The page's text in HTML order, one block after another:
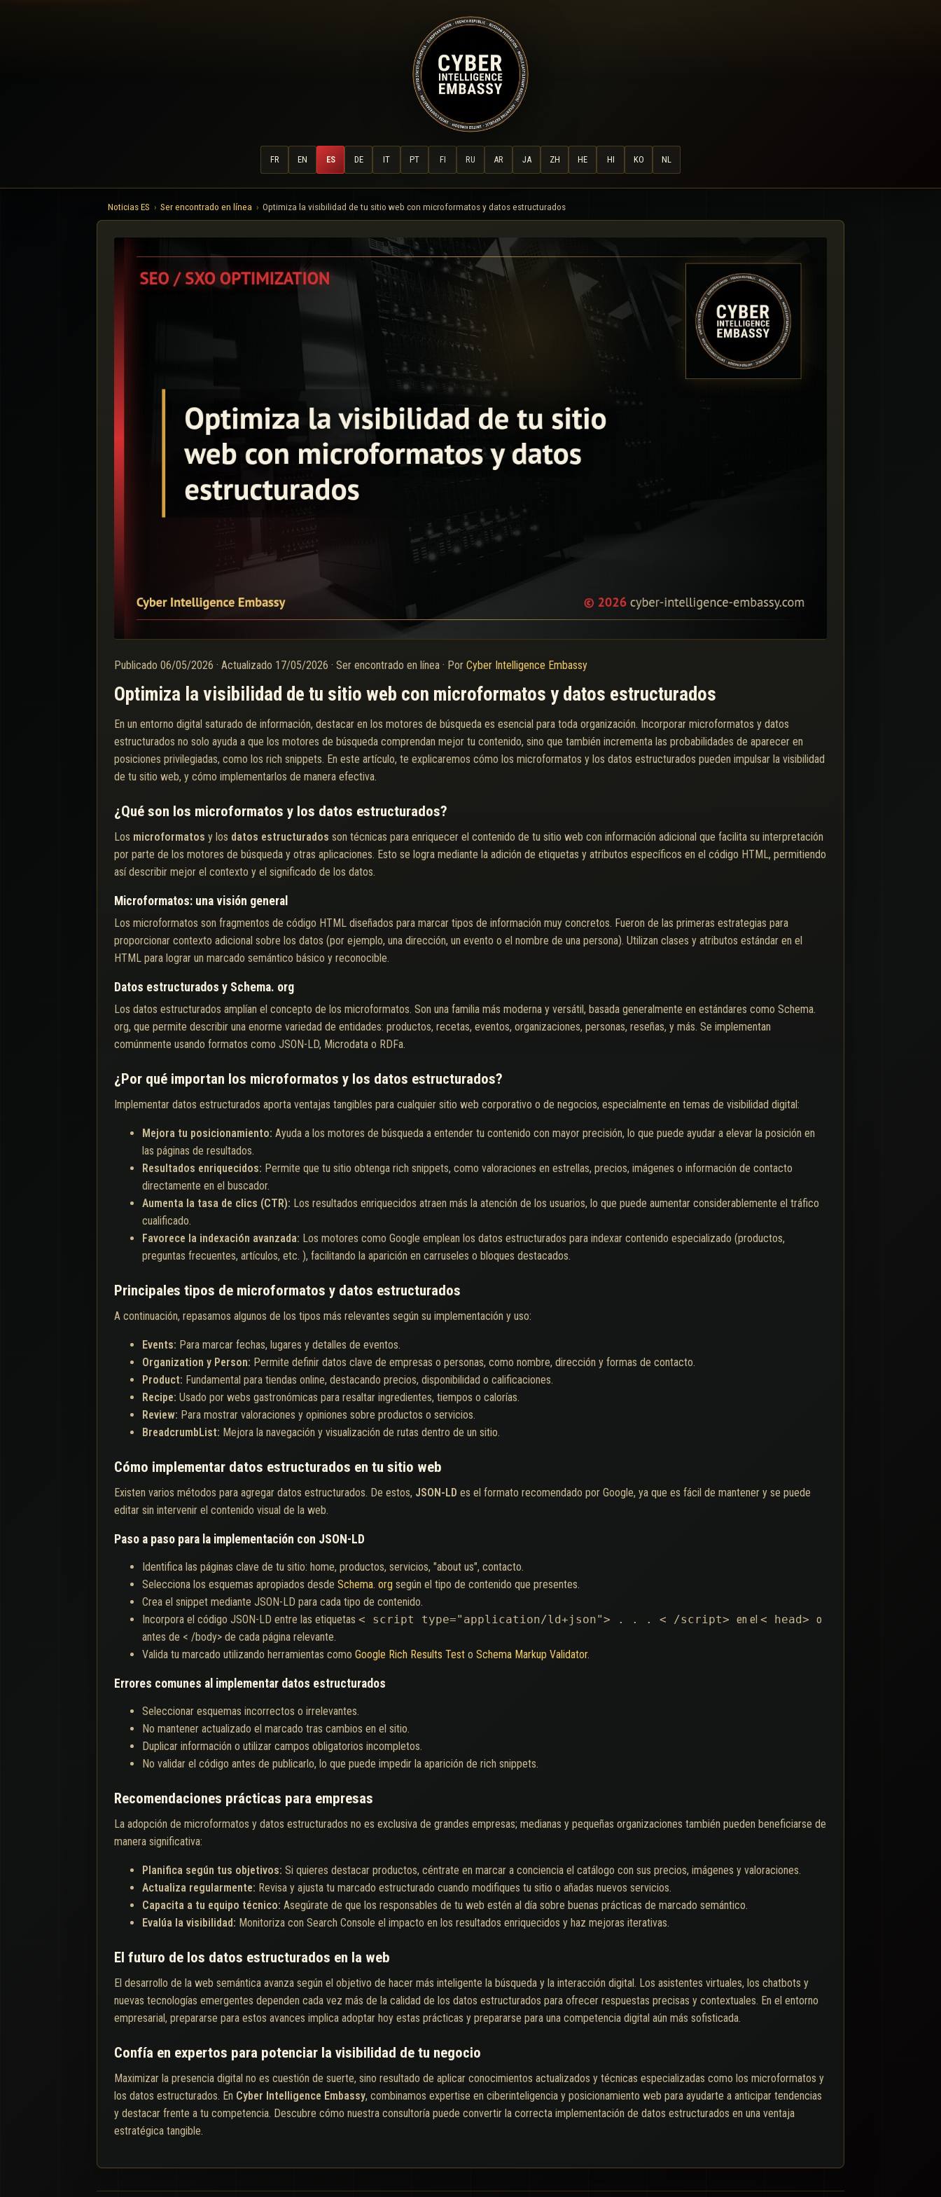
FR EN ES DE IT PT FI RU AR JA ZH HE HI KO NL
Noticias ES Ser encontrado en línea Optimiza la visibilidad de tu sitio web con microformatos y datos estructurados
Publicado 06/05/2026 · Actualizado 17/05/2026 · Ser encontrado en línea · Por Cyber Intelligence Embassy
Optimiza la visibilidad de tu sitio web con microformatos y datos estructurados
En un entorno digital saturado de información, destacar en los motores de búsqueda es esencial para toda organización. Incorporar microformatos y datos
estructurados no solo ayuda a que los motores de búsqueda comprendan mejor tu contenido, sino que también incrementa las probabilidades de aparecer en
posiciones privilegiadas, como los rich snippets. En este artículo, te explicaremos cómo los microformatos y los datos estructurados pueden impulsar la visibilidad
de tu sitio web, y cómo implementarlos de manera efectiva.
¿Qué son los microformatos y los datos estructurados?
Los microformatos y los datos estructurados son técnicas para enriquecer el contenido de tu sitio web con información adicional que facilita su interpretación
por parte de los motores de búsqueda y otras aplicaciones. Esto se logra mediante la adición de etiquetas y atributos específicos en el código HTML, permitiendo
así describir mejor el contexto y el significado de los datos.
Microformatos: una visión general
Los microformatos son fragmentos de código HTML diseñados para marcar tipos de información muy concretos. Fueron de las primeras estrategias para
proporcionar contexto adicional sobre los datos (por ejemplo, una dirección, un evento o el nombre de una persona). Utilizan clases y atributos estándar en el
HTML para lograr un marcado semántico básico y reconocible.
Datos estructurados y Schema. org
Los datos estructurados amplían el concepto de los microformatos. Son una familia más moderna y versátil, basada generalmente en estándares como Schema.
org, que permite describir una enorme variedad de entidades: productos, recetas, eventos, organizaciones, personas, reseñas, y más. Se implementan
comúnmente usando formatos como JSON-LD, Microdata o RDFa.
¿Por qué importan los microformatos y los datos estructurados?
Implementar datos estructurados aporta ventajas tangibles para cualquier sitio web corporativo o de negocios, especialmente en temas de visibilidad digital:
Mejora tu posicionamiento: Ayuda a los motores de búsqueda a entender tu contenido con mayor precisión, lo que puede ayudar a elevar la posición en
las páginas de resultados.
Resultados enriquecidos: Permite que tu sitio obtenga rich snippets, como valoraciones en estrellas, precios, imágenes o información de contacto
directamente en el buscador.
Aumenta la tasa de clics (CTR): Los resultados enriquecidos atraen más la atención de los usuarios, lo que puede aumentar considerablemente el tráfico
cualificado.
Favorece la indexación avanzada: Los motores como Google emplean los datos estructurados para indexar contenido especializado (productos,
preguntas frecuentes, artículos, etc. ), facilitando la aparición en carruseles o bloques destacados.
Principales tipos de microformatos y datos estructurados
A continuación, repasamos algunos de los tipos más relevantes según su implementación y uso:
Events: Para marcar fechas, lugares y detalles de eventos.
Organization y Person: Permite definir datos clave de empresas o personas, como nombre, dirección y formas de contacto.
Product: Fundamental para tiendas online, destacando precios, disponibilidad o calificaciones.
Recipe: Usado por webs gastronómicas para resaltar ingredientes, tiempos o calorías.
Review: Para mostrar valoraciones y opiniones sobre productos o servicios.
BreadcrumbList: Mejora la navegación y visualización de rutas dentro de un sitio.
Cómo implementar datos estructurados en tu sitio web
Existen varios métodos para agregar datos estructurados. De estos, JSON-LD es el formato recomendado por Google, ya que es fácil de mantener y se puede
editar sin intervenir el contenido visual de la web.
Paso a paso para la implementación con JSON-LD
Identifica las páginas clave de tu sitio: home, productos, servicios, "about us", contacto.
Selecciona los esquemas apropiados desde Schema. org según el tipo de contenido que presentes.
Crea el snippet mediante JSON-LD para cada tipo de contenido.
Incorpora el código JSON-LD entre las etiquetas < script type="application/ld+json"> . . . < /script> en el < head> o
antes de < /body> de cada página relevante.
Valida tu marcado utilizando herramientas como Google Rich Results Test o Schema Markup Validator.
Errores comunes al implementar datos estructurados
Seleccionar esquemas incorrectos o irrelevantes.
No mantener actualizado el marcado tras cambios en el sitio.
Duplicar información o utilizar campos obligatorios incompletos.
No validar el código antes de publicarlo, lo que puede impedir la aparición de rich snippets.
Recomendaciones prácticas para empresas
La adopción de microformatos y datos estructurados no es exclusiva de grandes empresas; medianas y pequeñas organizaciones también pueden beneficiarse de
manera significativa:
Planifica según tus objetivos: Si quieres destacar productos, céntrate en marcar a conciencia el catálogo con sus precios, imágenes y valoraciones.
Actualiza regularmente: Revisa y ajusta tu marcado estructurado cuando modifiques tu sitio o añadas nuevos servicios.
Capacita a tu equipo técnico: Asegúrate de que los responsables de tu web estén al día sobre buenas prácticas de marcado semántico.
Evalúa la visibilidad: Monitoriza con Search Console el impacto en los resultados enriquecidos y haz mejoras iterativas.
El futuro de los datos estructurados en la web
El desarrollo de la web semántica avanza según el objetivo de hacer más inteligente la búsqueda y la interacción digital. Los asistentes virtuales, los chatbots y
nuevas tecnologías emergentes dependen cada vez más de la calidad de los datos estructurados para ofrecer respuestas precisas y contextuales. En el entorno
empresarial, prepararse para estos avances implica adoptar hoy estas prácticas y prepararse para una competencia digital aún más sofisticada.
Confía en expertos para potenciar la visibilidad de tu negocio
Maximizar la presencia digital no es cuestión de suerte, sino resultado de aplicar conocimientos actualizados y técnicas especializadas como los microformatos y
los datos estructurados. En Cyber Intelligence Embassy, combinamos expertise en ciberinteligencia y posicionamiento web para ayudarte a anticipar tendencias
y destacar frente a tu competencia. Descubre cómo nuestra consultoría puede convertir la correcta implementación de datos estructurados en una ventaja
estratégica tangible.